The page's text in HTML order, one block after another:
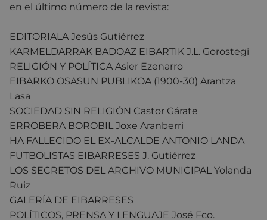
en el último número de la revista:
EDITORIALA Jesús Gutiérrez
KARMELDARRAK BADOAZ EIBARTIK J.L. Gorostegi
RELIGIÓN Y POLÍTICA Asier Ezenarro
EIBARKO OSASUN PUBLIKOA (1900-30) Arantza
Lasa
SOCIEDAD SIN RELIGIÓN Castor Gárate
ERROBERA BOROBIL Joxe Aranberri
HA FALLECIDO EL EX-ALCALDE ANTONIO LANDA
FUTBOLISTAS EIBARRESES J. Gutiérrez
LOS SECRETOS DEL ARCHIVO MUNICIPAL Yolanda
Ruiz
GALERÍA DE EIBARRESES
POLÍTICOS, PRENSA Y LENGUAJE José Fco.